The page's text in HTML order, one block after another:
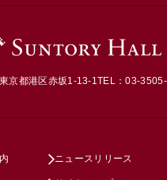
京都港区赤坂1-13-1TEL：03-
ニュースリリース